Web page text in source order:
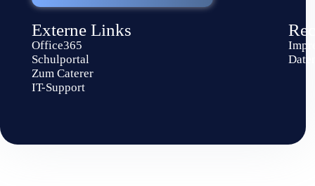
Externe Links
Office365
Schulportal
Zum Caterer
IT-Support